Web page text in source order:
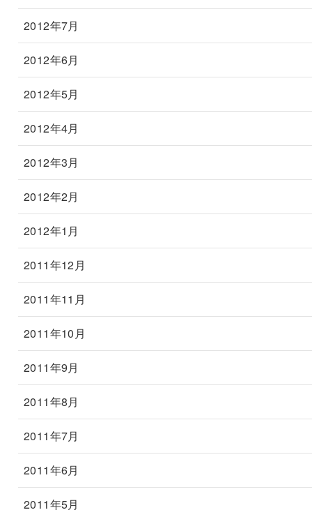
2012年7月
2012年6月
2012年5月
2012年4月
2012年3月
2012年2月
2012年1月
2011年12月
2011年11月
2011年10月
2011年9月
2011年8月
2011年7月
2011年6月
2011年5月